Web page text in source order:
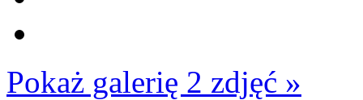
Pokaż galerię 2 zdjęć »